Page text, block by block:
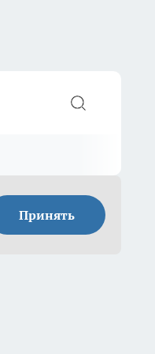
Принять